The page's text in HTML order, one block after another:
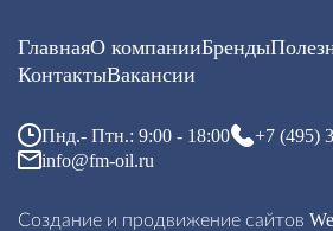
ГлавнаяО компанииБренды
КонтактыВакансии
Пнд.- Птн.: 9:00 - 18:00
+7 (495)
info@fm-oil.ru
Создание и продвижение сайтов